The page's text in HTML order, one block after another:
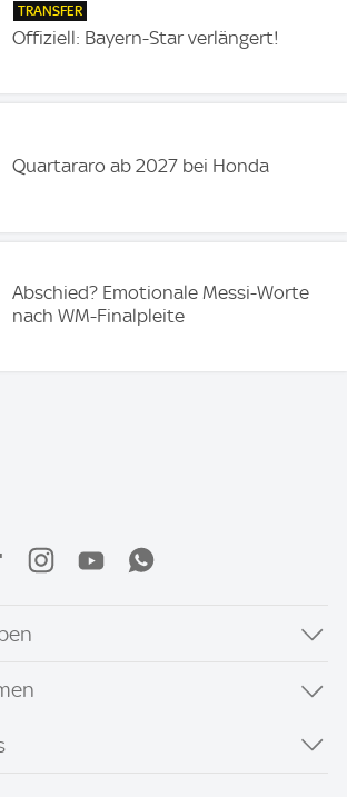
TRANSFER
Offiziell: Bayern-Star verlängert!
Quartararo ab 2027 bei Honda
Abschied? Emotionale Messi-Worte
nach WM-Finalpleite